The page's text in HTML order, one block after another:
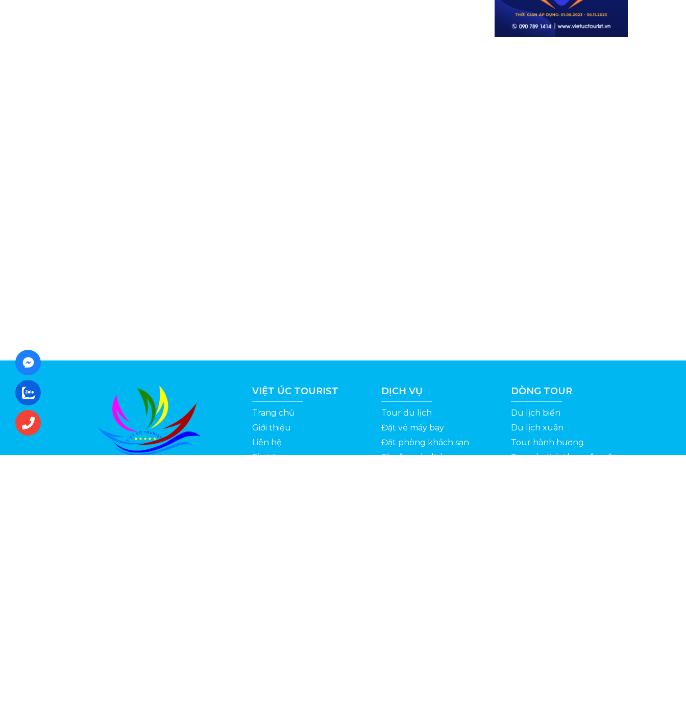
VIỆT ÚC TOURIST
Trang chủ
Giới thiệu
Liên hệ
Tin tức
DỊCH VỤ
Tour du lịch
Đặt vé máy bay
Đặt phòng khách sạn
Thuê xe du lịch
DÒNG TOUR
Du lịch biển
Du lịch xuân
Tour hành hương
Tour du lịch theo yêu cầu